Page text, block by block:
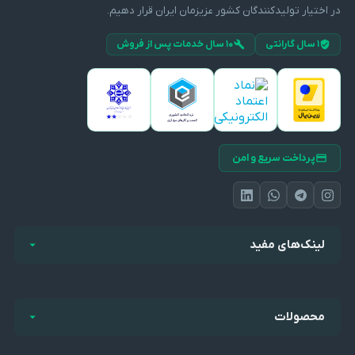
در اختیار تولیدکنندگان کشور عزیزمان ایران قرار دهیم.
۱ سال گارانتی ۱۰ سال خدمات پس از فروش
پرداخت سریع و امن
لینک‌های مفید
محصولات